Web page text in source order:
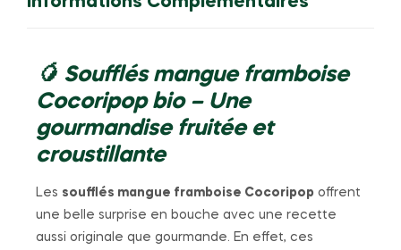
🥭 Soufflés mangue framboise
Cocoripop bio – Une
gourmandise fruitée et
croustillante
Les soufflés mangue framboise Cocoripop offrent
une belle surprise en bouche avec une recette
aussi originale que gourmande. En effet, ces